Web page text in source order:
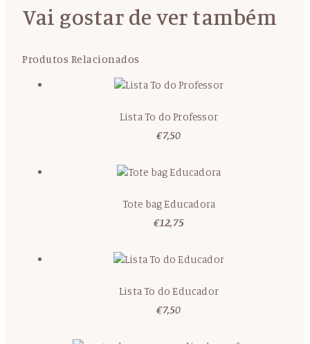
Vai gostar de ver também
Produtos Relacionados
Lista To do Professor
€7,50
Tote bag Educadora
€12,75
Lista To do Educador
€7,50